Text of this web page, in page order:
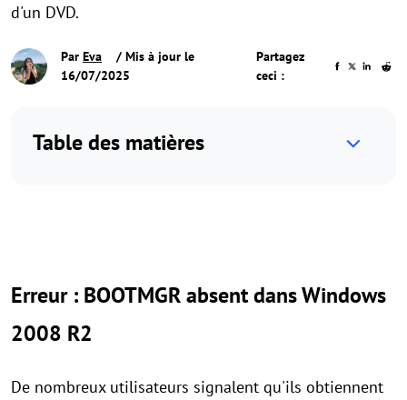
d'un DVD.
Par Eva
/ Mis à jour le
16/07/2025
Partagez
ceci :
Table des matières
Erreur : BOOTMGR absent dans Windows
2008 R2
De nombreux utilisateurs signalent qu'ils obtiennent